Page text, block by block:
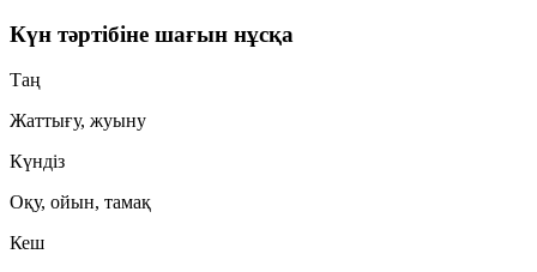
Күн тәртібіне шағын нұсқа
Таң
Жаттығу, жуыну
Күндіз
Оқу, ойын, тамақ
Кеш